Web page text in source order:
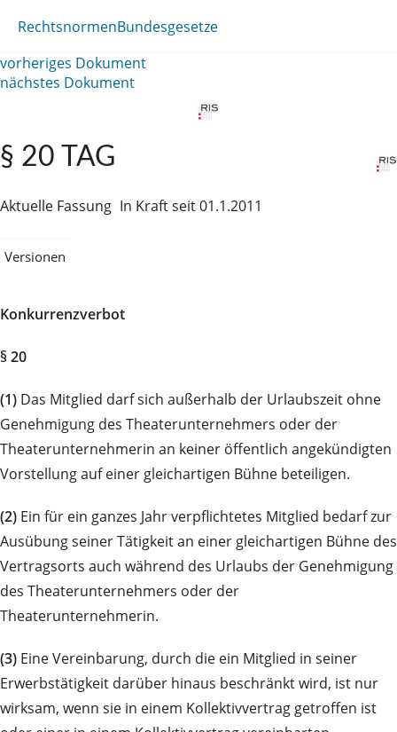
RechtsnormenBundesgesetze
vorheriges Dokument
nächstes Dokument
§ 20 TAG
Aktuelle Fassung In Kraft seit 01.1.2011
Versionen
Konkurrenzverbot
§ 20
(1) Das Mitglied darf sich außerhalb der Urlaubszeit ohne
Genehmigung des Theaterunternehmers oder der
Theaterunternehmerin an keiner öffentlich angekündigten
Vorstellung auf einer gleichartigen Bühne beteiligen.
(2) Ein für ein ganzes Jahr verpflichtetes Mitglied bedarf zur
Ausübung seiner Tätigkeit an einer gleichartigen Bühne des
Vertragsorts auch während des Urlaubs der Genehmigung
des Theaterunternehmers oder der
Theaterunternehmerin.
(3) Eine Vereinbarung, durch die ein Mitglied in seiner
Erwerbstätigkeit darüber hinaus beschränkt wird, ist nur
wirksam, wenn sie in einem Kollektivvertrag getroffen ist